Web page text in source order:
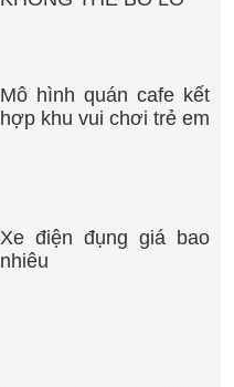
Mô hình quán cafe kết
hợp khu vui chơi trẻ em
Xe điện đụng giá bao
nhiêu